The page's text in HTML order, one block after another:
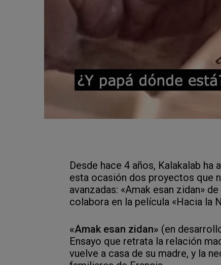
Desde hace 4 años, Kalakalab
esta ocasión dos proyectos que
avanzadas: «Amak esan zidan»
colabora en la película «Hacia la
«Amak esan zidan» (en
Ensayo que retrata la relación
vuelve a casa de su madre, y la